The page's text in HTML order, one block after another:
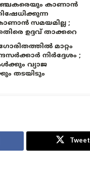
കാണാൻ
സമയമില്ല ;
ഉദ്ദവ് താക്കറെ
മാറ്റം
നിർദ്ദേശം ;
വ്യാജ
തടയിടും
Tweet